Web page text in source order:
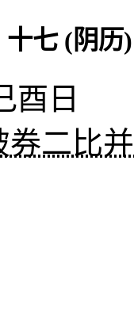
七 (阴历)
酉日
券二比